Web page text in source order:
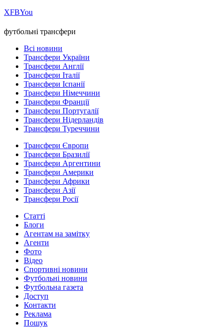
ХFBYou
футбольні трансфери
Всі новини
Трансфери України
Трансфери Англії
Трансфери Італії
Трансфери Іспанії
Трансфери Німеччини
Трансфери Франції
Трансфери Португалії
Трансфери Нідерландів
Трансфери Туреччини
Трансфери Європи
Трансфери Бразилії
Трансфери Аргентини
Трансфери Америки
Трансфери Африки
Трансфери Азії
Трансфери Росії
Статті
Блоги
Агентам на замітку
Агенти
Фото
Відео
Спортивні новини
Футбольні новини
Футбольна газета
Доступ
Контакти
Реклама
Пошук